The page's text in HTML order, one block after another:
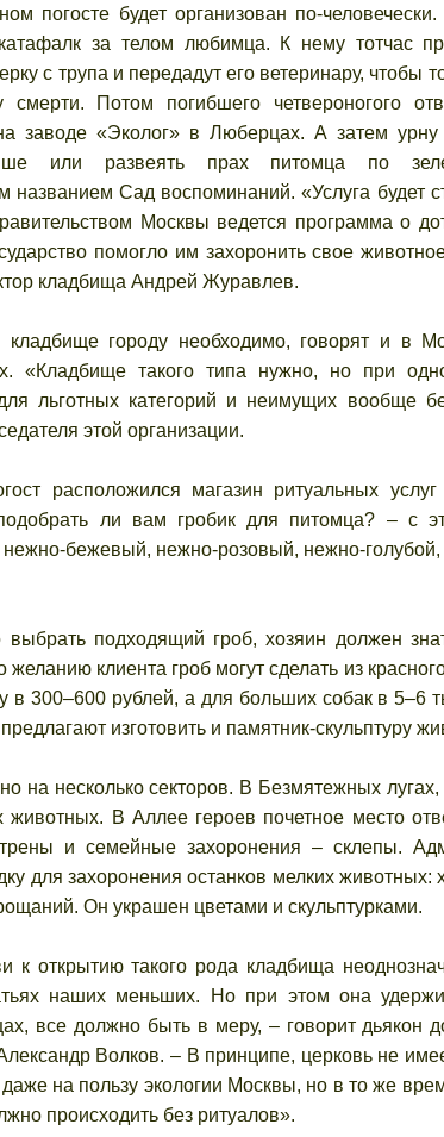
погосте будет организован по-
за телом любимца. К нему тотчас
с трупа и передадут его ветеринару, чтобы
смерти. Потом погибшего четвероногого
заводе «Эколог» в Люберцах. А затем урну
или развеять прах питомца по
Сад воспоминаний. «Услуга будет
Москвы ведется программа о
помогло им захоронить свое
кладбища Андрей Журавлев.
городу необходимо, говорят и в
«Кладбище такого типа нужно, но при
льготных категорий и неимущих вообще
этой организации.
расположился магазин ритуальных
ли вам гробик для питомца? – с
бежевый, нежно-розовый, нежно-
выбрать подходящий гроб, хозяин должен
желанию клиента гроб могут сделать из
в 300–600 рублей, а для больших собак в 5–6
изготовить и памятник-скульптуру
на несколько секторов. В Безмятежных
животных. В Аллее героев почетное место
и семейные захоронения – склепы.
для захоронения останков мелких животных:
Он украшен цветами и скульптурками.
к открытию такого рода кладбища
наших меньших. Но при этом она
все должно быть в меру, – говорит
Волков. – В принципе, церковь не
на пользу экологии Москвы, но в то же
происходить без ритуалов».